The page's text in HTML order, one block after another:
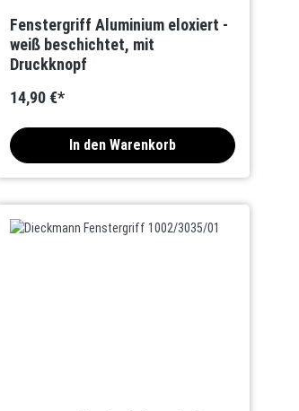
Fenstergriff Aluminium eloxiert -
weiß beschichtet, mit
Druckknopf
14,90 €*
In den Warenkorb